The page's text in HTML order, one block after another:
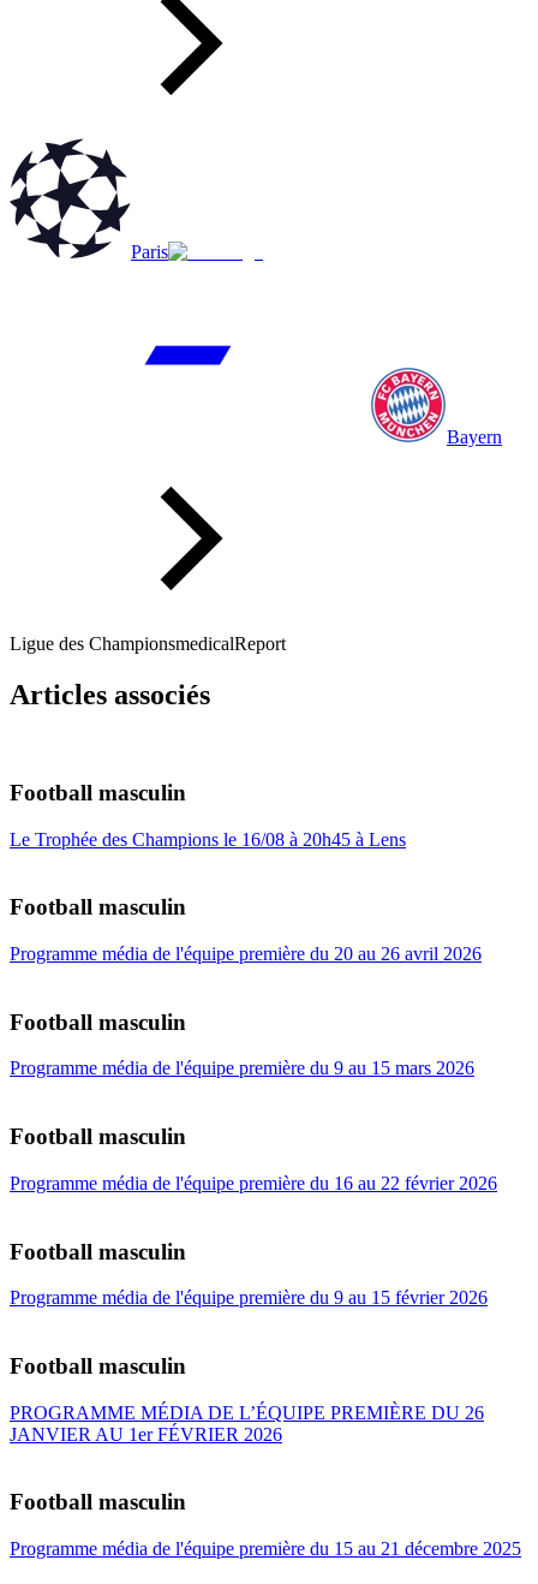
Paris
Bayern
Ligue des ChampionsmedicalReport
Articles associés
Football masculin
Le Trophée des Champions le 16/08 à 20h45 à Lens
Football masculin
Programme média de l'équipe première du 20 au 26 avril 2026
Football masculin
Programme média de l'équipe première du 9 au 15 mars 2026
Football masculin
Programme média de l'équipe première du 16 au 22 février 2026
Football masculin
Programme média de l'équipe première du 9 au 15 février 2026
Football masculin
PROGRAMME MÉDIA DE L’ÉQUIPE PREMIÈRE DU 26
JANVIER AU 1er FÉVRIER 2026
Football masculin
Programme média de l'équipe première du 15 au 21 décembre 2025